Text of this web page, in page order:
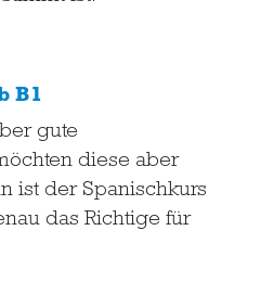
B1
gute
diese aber
ist der Spanischkurs
das Richtige für